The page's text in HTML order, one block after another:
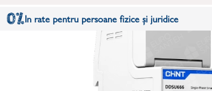
In rate pentru persoane fizice și juridice